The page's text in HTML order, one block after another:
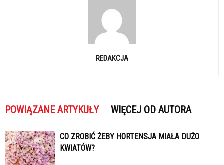
REDAKCJA
POWIĄZANE ARTYKUŁY WIĘCEJ OD AUTORA
CO ZROBIĆ ŻEBY HORTENSJA MIAŁA DUŻO
KWIATÓW?